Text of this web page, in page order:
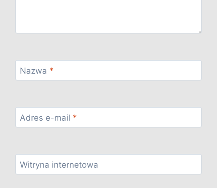
Nazwa *
Adres e-mail *
Witryna internetowa